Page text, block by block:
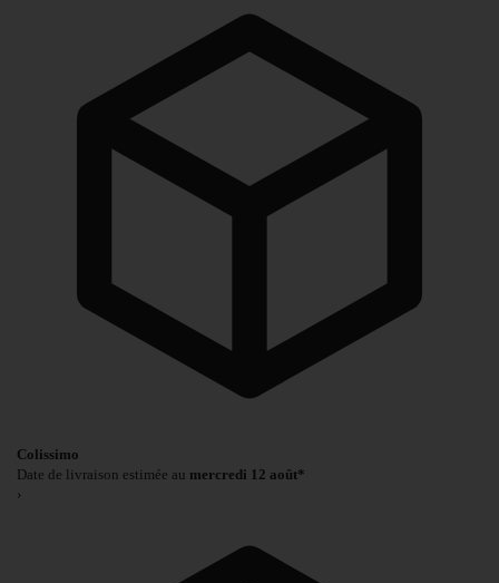
Colissimo
Date de livraison estimée au mercredi 12 août*
›